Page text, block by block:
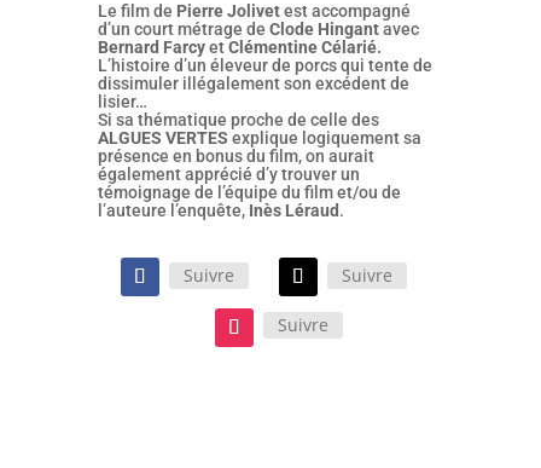
Le film de Pierre Jolivetest accompagné
d’un court métrage de Clode Hingantavec
Bernard FarcyetClémentine Célarié.
L’histoire d’un éleveur de porcs qui tente de
dissimuler illégalement son excédent de
lisier…
Si sa thématique proche de celle des
ALGUES VERTES explique logiquement sa
présence en bonus du film, on aurait
également apprécié d’y trouver un
témoignage de l’équipe du film et/ou de
l’auteure l’enquête, Inès Léraud .
Suivre Suivre
Suivre